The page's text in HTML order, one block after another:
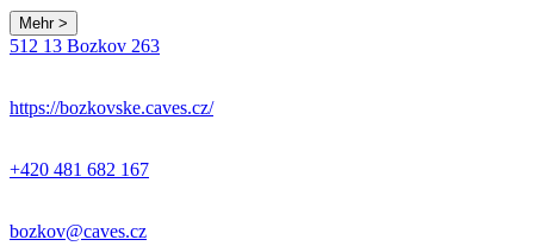
Mehr >
−
512 13 Bozkov 263
https://bozkovske.caves.cz/
+420 481 682 167
bozkov@caves.cz